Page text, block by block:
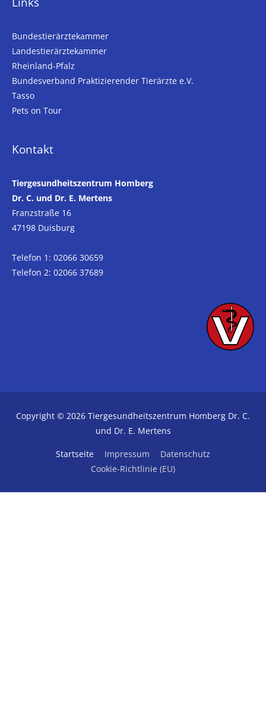
Bundestierärztekammer
Landestierärztekammer
Rheinland-Pfalz
Bundesverband Praktizierender Tierärzte e.V.
Tasso
Pets on Tour
Kontakt
Tiergesundheitszentrum Homberg
Dr. C. und Dr. E. Mertens
Franzstraße 16
47198 Duisburg
Telefon 1: 02066 30659
Telefon 2: 02066 37689
Copyright © 2026 Tiergesundheitszentrum Homberg Dr. C.
und Dr. E. Mertens
Startseite Impressum
Datenschutz
Cookie-Richtlinie (EU)